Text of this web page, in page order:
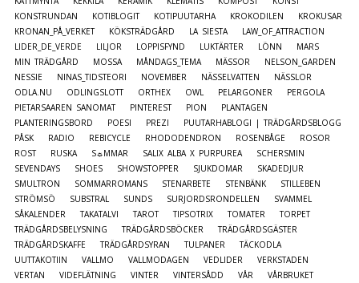
KONSTRUNDAN
KOTIBLOGIT KOTIPUUTARHA KROKODILEN
KROKUSAR
KRONAN_PÅ_VERKET
KÖKSTRÄDGÅRD LA SIESTA
LAW_OF_ATTRACTION
LIDER_DE_VERDE
LILJOR LOPPISFYND LUKTÄRTER LÖNN
MARS
MIN TRÄDGÅRD
MOSSA MÅNDAGS_TEMA MÄSSOR
NELSON_GARDEN
NESSIE
NINAS_TIDSTEORI NOVEMBER NÄSSELVATTEN
NÄSSLOR
ODLA.NU
ODLINGSLOTT ORTHEX OWL PELARGONER
PERGOLA
PIETARSAAREN SANOMAT
PINTEREST PION
PLANTAGEN
PLANTERINGSBORD
POESI PREZI
PUUTARHABLOGI | TRÄDGÅRDSBLOGG
PÅSK
RADIO REBICYCLE RHODODENDRON ROSENBÅGE
ROSOR
ROST
RUSKA S☼MMAR SALIX ALBA X PURPUREA
SCHERSMIN
SEVENDAYS
SHOES SHOWSTOPPER SJUKDOMAR
SKADEDJUR
SMULTRON
SOMMARROMANS STENARBETE STENBÄNK
STILLEBEN
STRÖMSÖ
SUBSTRAL SUNDS SURJORDSRONDELLEN
SVAMMEL
SÅKALENDER
TAKATALVI TAROT TIPSOTRIX TOMATER
TORPET
TRÄDGÅRDSBELYSNING
TRÄDGÅRDSBÖCKER
TRÄDGÅRDSGÄSTER
TRÄDGÅRDSKAFFE
TRÄDGÅRDSYRAN TULPANER
TÄCKODLA
UUTTAKOTIIN
VALLMO VALLMODAGEN VEDLIDER
VERKSTADEN
VERTAN
VIDEFLÄTNING VINTER VINTERSÅDD VÅR
VÅRBRUKET